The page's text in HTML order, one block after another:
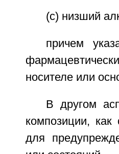
(c) низший
причем
носителе или
В другом
композиции, как
для